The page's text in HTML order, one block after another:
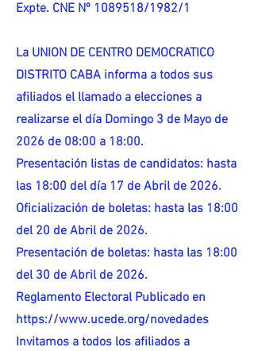
Expte. CNE Nº 1089518/1982/1
La UNION DE CENTRO DEMOCRATICO
DISTRITO CABA informa a todos sus
afiliados el llamado a elecciones a
realizarse el día Domingo 3 de Mayo de
2026 de 08:00 a 18:00.
Presentación listas de candidatos: hasta
las 18:00 del día 17 de Abril de 2026.
Oficialización de boletas: hasta las 18:00
del 20 de Abril de 2026.
Presentación de boletas: hasta las 18:00
del 30 de Abril de 2026.
Reglamento Electoral Publicado en
https://www.ucede.org/novedades
Invitamos a todos los afiliados a